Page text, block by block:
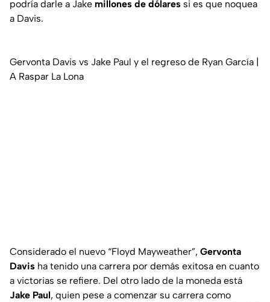
podría darle a Jake millones de dólares si es que noquea
a Davis.
Gervonta Davis vs Jake Paul y el regreso de Ryan García |
A Raspar La Lona
Considerado el nuevo “Floyd Mayweather”, Gervonta
Davis ha tenido una carrera por demás exitosa en cuanto
a victorias se refiere. Del otro lado de la moneda está
Jake Paul, quien pese a comenzar su carrera como